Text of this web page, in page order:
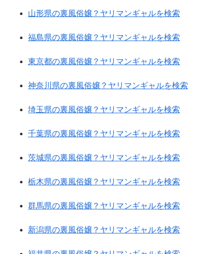
山形県の裏風俗嬢？ヤリマンギャルを検索
福島県の裏風俗嬢？ヤリマンギャルを検索
東京都の裏風俗嬢？ヤリマンギャルを検索
神奈川県の裏風俗嬢？ヤリマンギャルを検索
埼玉県の裏風俗嬢？ヤリマンギャルを検索
千葉県の裏風俗嬢？ヤリマンギャルを検索
茨城県の裏風俗嬢？ヤリマンギャルを検索
栃木県の裏風俗嬢？ヤリマンギャルを検索
群馬県の裏風俗嬢？ヤリマンギャルを検索
新潟県の裏風俗嬢？ヤリマンギャルを検索